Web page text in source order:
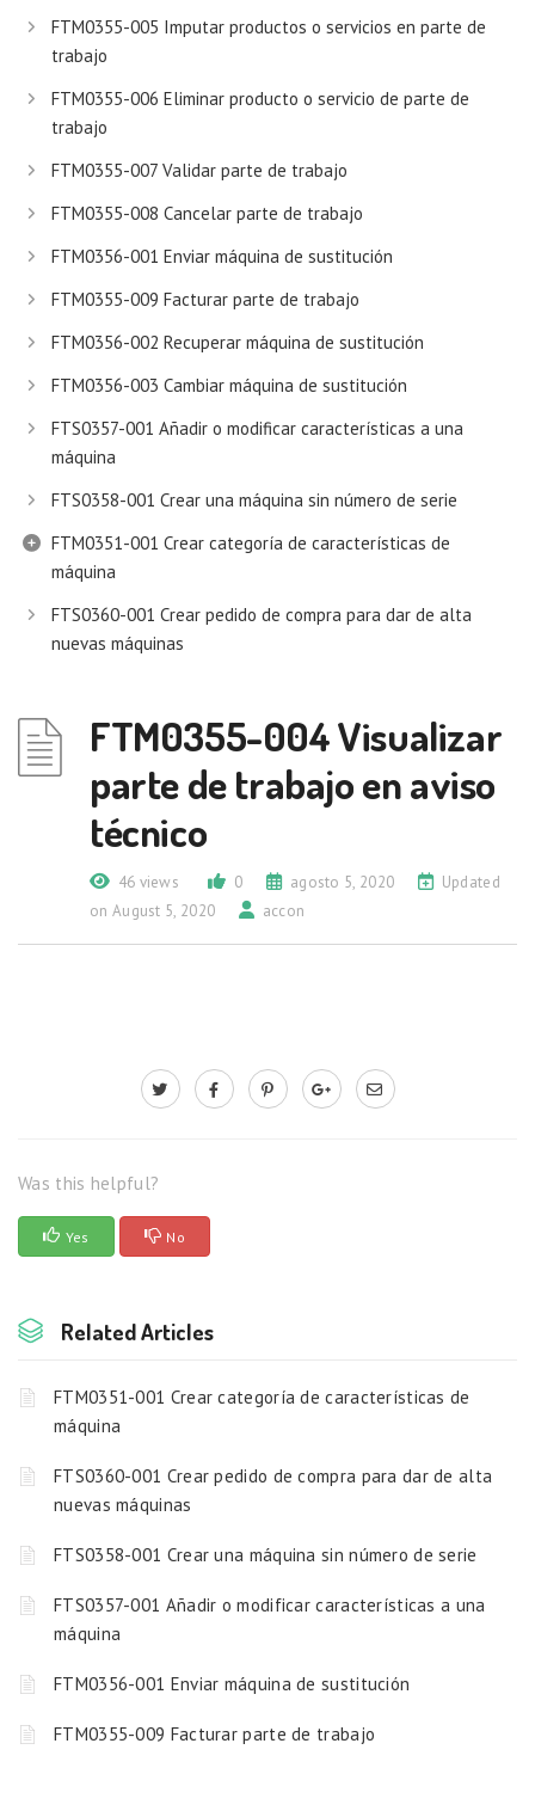
FTM0355-005 Imputar productos o servicios en parte de
trabajo
FTM0355-006 Eliminar producto o servicio de parte de
trabajo
FTM0355-007 Validar parte de trabajo
FTM0355-008 Cancelar parte de trabajo
FTM0356-001 Enviar máquina de sustitución
FTM0355-009 Facturar parte de trabajo
FTM0356-002 Recuperar máquina de sustitución
FTM0356-003 Cambiar máquina de sustitución
FTS0357-001 Añadir o modificar características a una
máquina
FTS0358-001 Crear una máquina sin número de serie
FTM0351-001 Crear categoría de características de
máquina
FTS0360-001 Crear pedido de compra para dar de alta
nuevas máquinas
FTM0355-004 Visualizar
parte de trabajo en aviso
técnico
46 views 0 agosto 5, 2020
Updated
on August 5, 2020
accon
Was this helpful?
Yes No
Related Articles
FTM0351-001 Crear categoría de características de
máquina
FTS0360-001 Crear pedido de compra para dar de alta
nuevas máquinas
FTS0358-001 Crear una máquina sin número de serie
FTS0357-001 Añadir o modificar características a una
máquina
FTM0356-001 Enviar máquina de sustitución
FTM0355-009 Facturar parte de trabajo